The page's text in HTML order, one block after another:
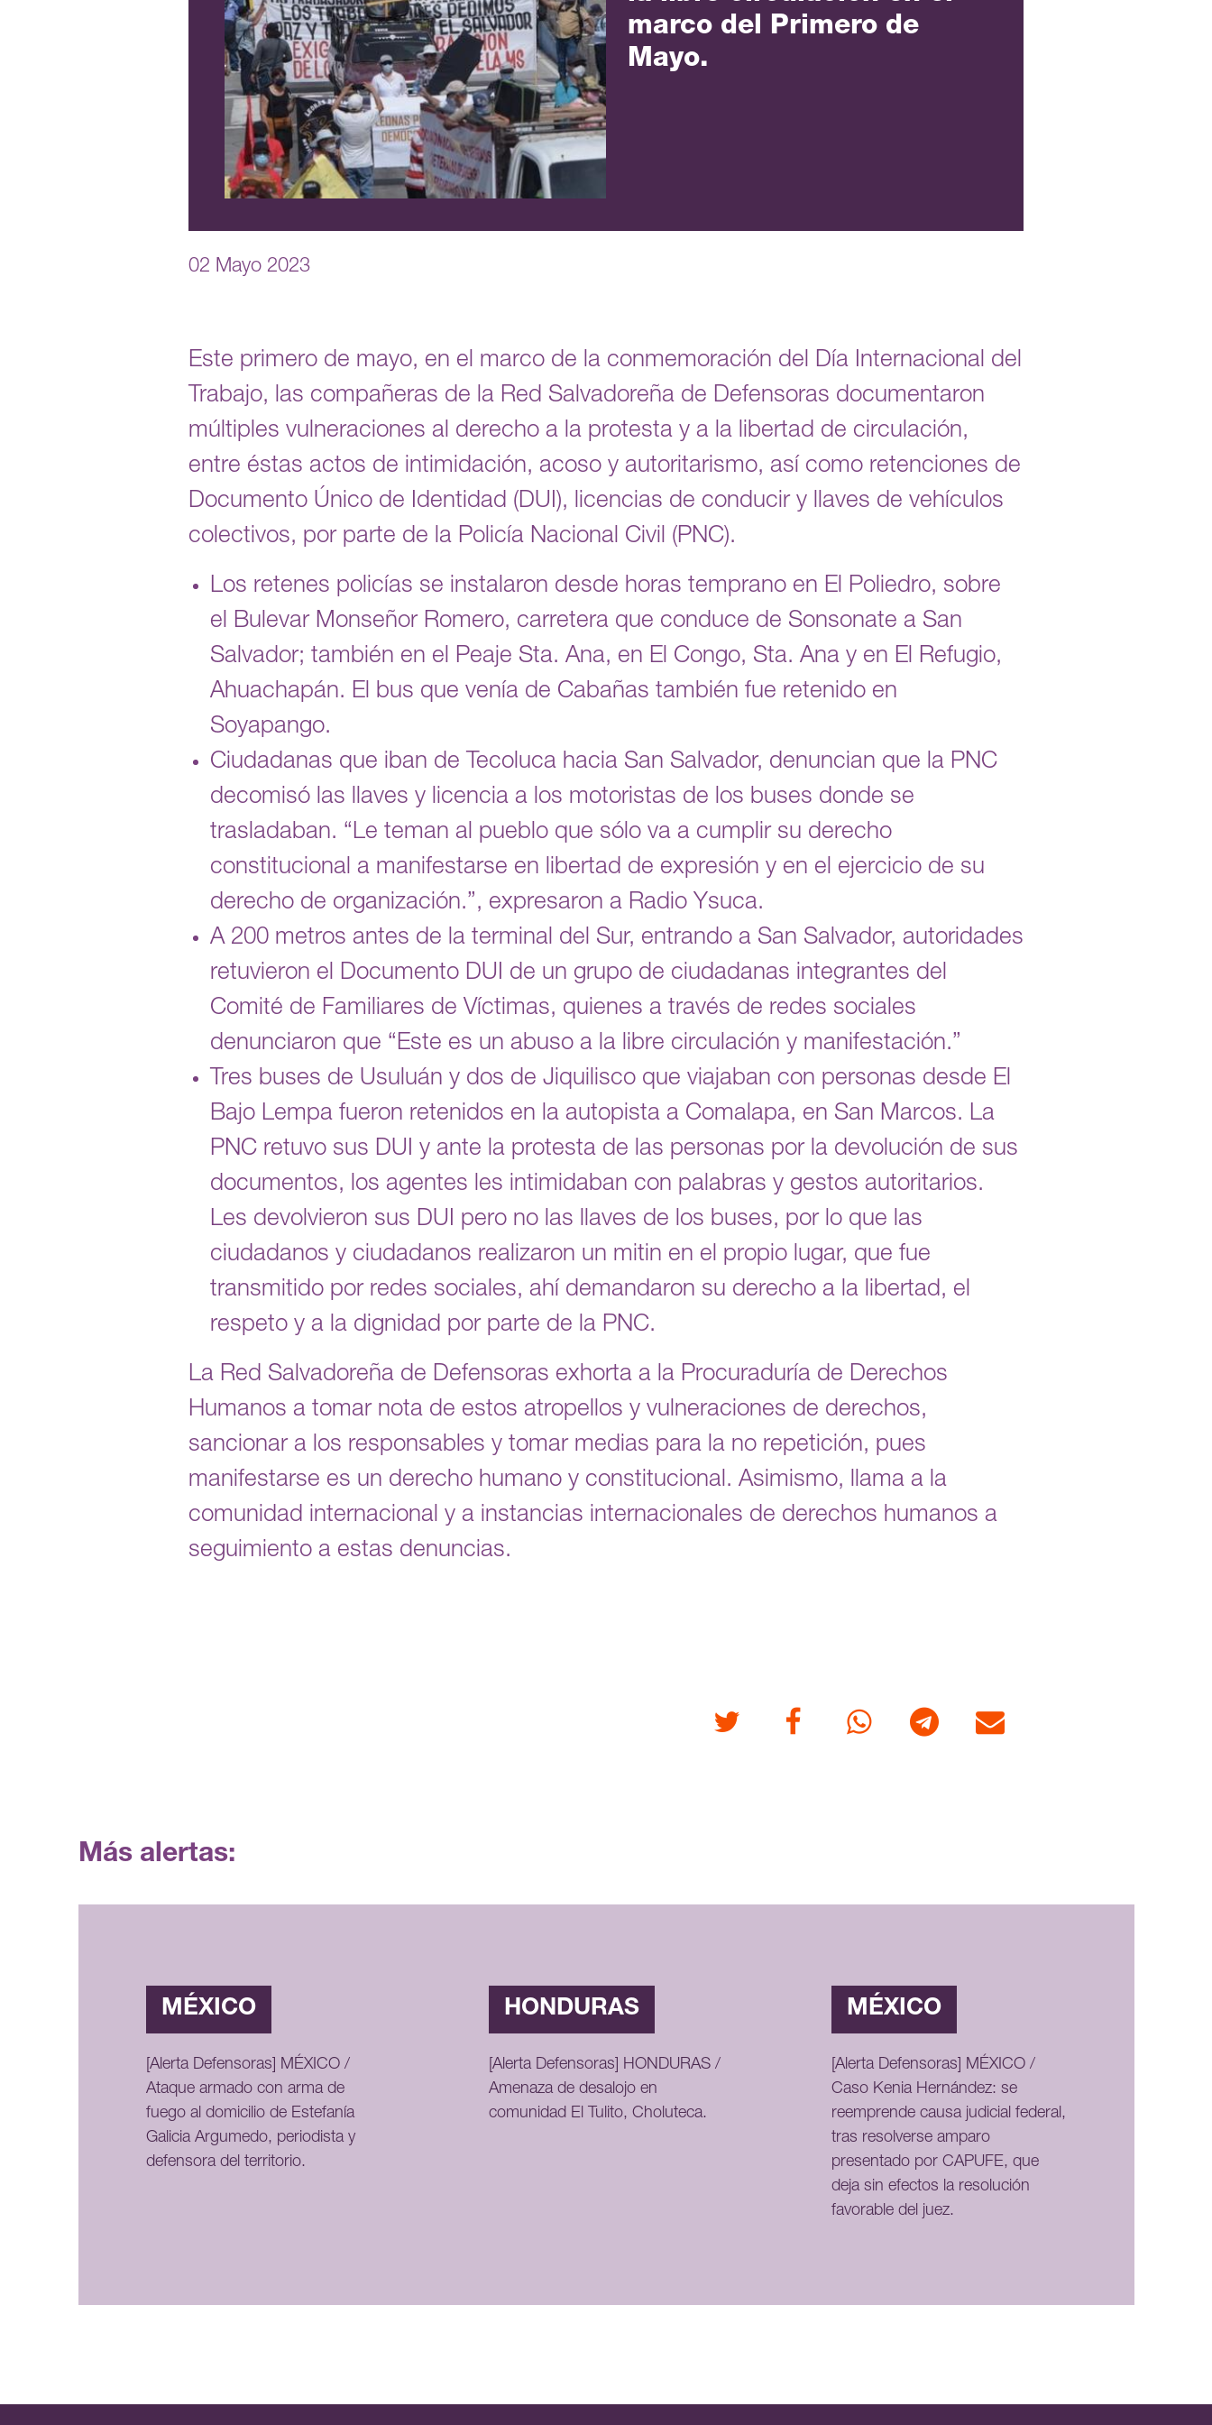
marco del Primero de
Mayo.
02 Mayo 2023
Este primero de mayo, en el marco de la conmemoración del Día Internacional del
Trabajo, las compañeras de la Red Salvadoreña de Defensoras documentaron
múltiples vulneraciones al derecho a la protesta y a la libertad de circulación,
entre éstas actos de intimidación, acoso y autoritarismo, así como retenciones de
Documento Único de Identidad (DUI), licencias de conducir y llaves de vehículos
colectivos, por parte de la Policía Nacional Civil (PNC).
Los retenes policías se instalaron desde horas temprano en El Poliedro, sobre
el Bulevar Monseñor Romero, carretera que conduce de Sonsonate a San
Salvador; también en el Peaje Sta. Ana, en El Congo, Sta. Ana y en El Refugio,
Ahuachapán. El bus que venía de Cabañas también fue retenido en
Soyapango.
Ciudadanas que iban de Tecoluca hacia San Salvador, denuncian que la PNC
decomisó las llaves y licencia a los motoristas de los buses donde se
trasladaban. “Le teman al pueblo que sólo va a cumplir su derecho
constitucional a manifestarse en libertad de expresión y en el ejercicio de su
derecho de organización.”, expresaron a Radio Ysuca.
A 200 metros antes de la terminal del Sur, entrando a San Salvador, autoridades
retuvieron el Documento DUI de un grupo de ciudadanas integrantes del
Comité de Familiares de Víctimas, quienes a través de redes sociales
denunciaron que “Este es un abuso a la libre circulación y manifestación.”
Tres buses de Usuluán y dos de Jiquilisco que viajaban con personas desde El
Bajo Lempa fueron retenidos en la autopista a Comalapa, en San Marcos. La
PNC retuvo sus DUI y ante la protesta de las personas por la devolución de sus
documentos, los agentes les intimidaban con palabras y gestos autoritarios.
Les devolvieron sus DUI pero no las llaves de los buses, por lo que las
ciudadanos y ciudadanos realizaron un mitin en el propio lugar, que fue
transmitido por redes sociales, ahí demandaron su derecho a la libertad, el
respeto y a la dignidad por parte de la PNC.
La Red Salvadoreña de Defensoras exhorta a la Procuraduría de Derechos
Humanos a tomar nota de estos atropellos y vulneraciones de derechos,
sancionar a los responsables y tomar medias para la no repetición, pues
manifestarse es un derecho humano y constitucional. Asimismo, llama a la
comunidad internacional y a instancias internacionales de derechos humanos a
seguimiento a estas denuncias.
Twitter FacebookWhatsappTelegram Correo
Más alertas:
MÉXICO
[Alerta Defensoras] MÉXICO /
Ataque armado con arma de
fuego al domicilio de Estefanía
Galicia Argumedo, periodista y
defensora del territorio.
HONDURAS
[Alerta Defensoras] HONDURAS /
Amenaza de desalojo en
comunidad El Tulito, Choluteca.
MÉXICO
[Alerta Defensoras] MÉXICO /
Caso Kenia Hernández: se
reemprende causa judicial federal,
tras resolverse amparo
presentado por CAPUFE, que
deja sin efectos la resolución
favorable del juez.